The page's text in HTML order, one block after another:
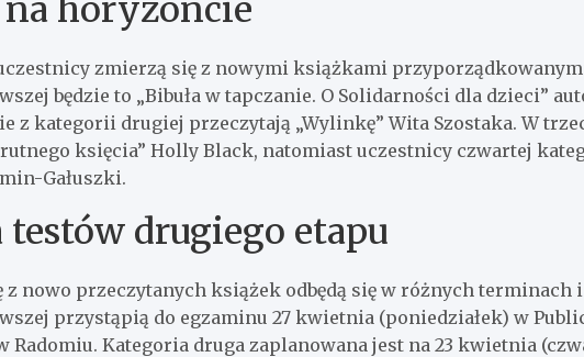
horyzoncie
zmierzą się z nowymi książkami
będzie to „Bibuła w tapczanie. O Solidarności dla dzieci”
z kategorii drugiej przeczytają „Wylinkę” Wita Szostaka. W
księcia” Holly Black, natomiast uczestnicy czwartej
Gałuszki.
drugiego etapu
z nowo przeczytanych książek odbędą się w różnych terminach
przystąpią do egzaminu 27 kwietnia (poniedziałek) w
Radomiu. Kategoria druga zaplanowana jest na 23 kwietnia